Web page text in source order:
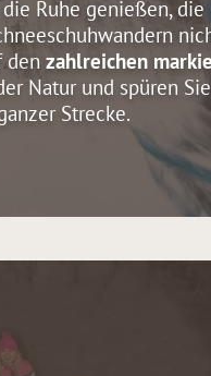
Ruhe genießen, die
den zahlreichen
Natur und spüren Sie
Strecke.